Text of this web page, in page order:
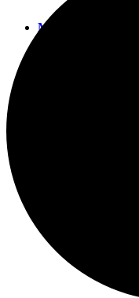
Menü